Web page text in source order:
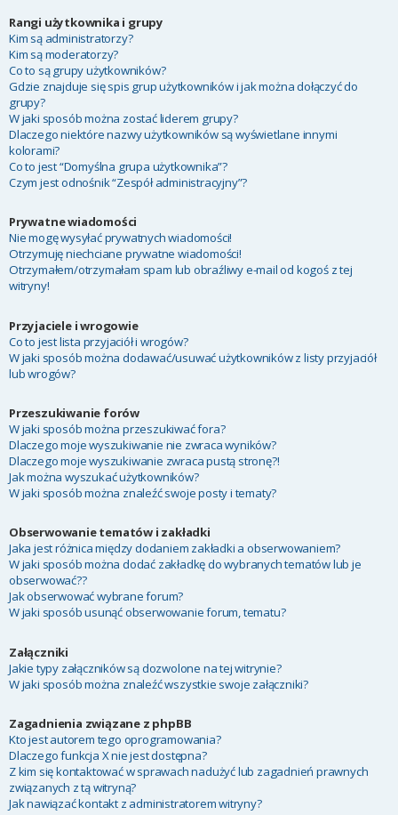
Rangi użytkownika i grupy
Kim są administratorzy?
Kim są moderatorzy?
Co to są grupy użytkowników?
Gdzie znajduje się spis grup użytkowników i jak można dołączyć do
grupy?
W jaki sposób można zostać liderem grupy?
Dlaczego niektóre nazwy użytkowników są wyświetlane innymi
kolorami?
Co to jest “Domyślna grupa użytkownika”?
Czym jest odnośnik “Zespół administracyjny”?
Prywatne wiadomości
Nie mogę wysyłać prywatnych wiadomości!
Otrzymuję niechciane prywatne wiadomości!
Otrzymałem/otrzymałam spam lub obraźliwy e-mail od kogoś z tej
witryny!
Przyjaciele i wrogowie
Co to jest lista przyjaciół i wrogów?
W jaki sposób można dodawać/usuwać użytkowników z listy przyjaciół
lub wrogów?
Przeszukiwanie forów
W jaki sposób można przeszukiwać fora?
Dlaczego moje wyszukiwanie nie zwraca wyników?
Dlaczego moje wyszukiwanie zwraca pustą stronę?!
Jak można wyszukać użytkowników?
W jaki sposób można znaleźć swoje posty i tematy?
Obserwowanie tematów i zakładki
Jaka jest różnica między dodaniem zakładki a obserwowaniem?
W jaki sposób można dodać zakładkę do wybranych tematów lub je
obserwować??
Jak obserwować wybrane forum?
W jaki sposób usunąć obserwowanie forum, tematu?
Załączniki
Jakie typy załączników są dozwolone na tej witrynie?
W jaki sposób można znaleźć wszystkie swoje załączniki?
Zagadnienia związane z phpBB
Kto jest autorem tego oprogramowania?
Dlaczego funkcja X nie jest dostępna?
Z kim się kontaktować w sprawach nadużyć lub zagadnień prawnych
związanych z tą witryną?
Jak nawiązać kontakt z administratorem witryny?